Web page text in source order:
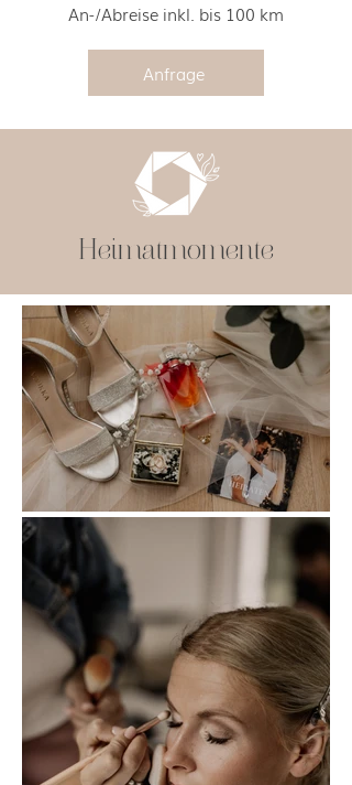
An-/Abreise inkl. bis 100 km
Anfrage
Heimatmomente